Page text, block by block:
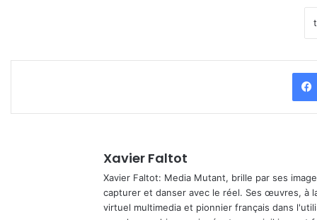
Xavier Faltot
Xavier Faltot: Media Mutant, brille par ses
capturer et danser avec le réel. Ses œuvres, à
virtuel multimedia et pionnier français dans